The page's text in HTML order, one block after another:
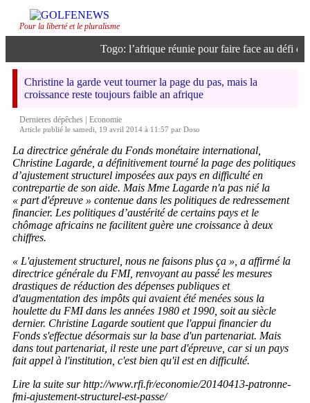
Pour la liberté et le pluralisme
Togo: l’afrique réunie pour faire face au défi
Christine la garde veut tourner la page du pas, mais la
croissance reste toujours faible an afrique
Dernieres dépêches
Economie
Article publié le samedi, 19 avril 2014 à 11:57 par Doso
La directrice générale du Fonds monétaire international,
Christine Lagarde, a définitivement tourné la page des politiques
d’ajustement structurel imposées aux pays en difficulté en
contrepartie de son aide. Mais Mme Lagarde n'a pas nié la
« part d'épreuve » contenue dans les politiques de redressement
financier. Les politiques d’austérité de certains pays et le
chômage africains ne facilitent guère une croissance à deux
chiffres.
« L'ajustement structurel, nous ne faisons plus ça », a affirmé la
directrice générale du FMI, renvoyant au passé les mesures
drastiques de réduction des dépenses publiques et
d'augmentation des impôts qui avaient été menées sous la
houlette du FMI dans les années 1980 et 1990, soit au siècle
dernier. Christine Lagarde soutient que l'appui financier du
Fonds s'effectue désormais sur la base d'un partenariat. Mais
dans tout partenariat, il reste une part d'épreuve, car si un pays
fait appel à l'institution, c'est bien qu'il est en difficulté.
Lire la suite sur http://www.rfi.fr/economie/20140413-patronne-
fmi-ajustement-structurel-est-passe/